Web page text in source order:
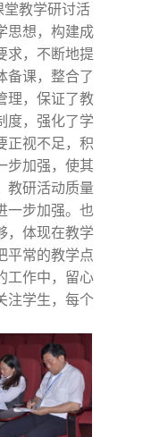
堂教学研讨活
思想，构建成
求，不断地提
备课，整合了
理，保证了教
度，强化了学
正视不足，积
步加强，使其
教研活动质量
一步加强。也
，体现在教学
平常的教学点
工作中，留心
注学生，每个